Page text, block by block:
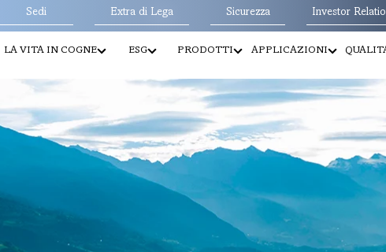
Sedi Extra di Lega Sicurezza Investor
ESG PRODOTTI APPLICAZIONI
LA VITA IN COGNE